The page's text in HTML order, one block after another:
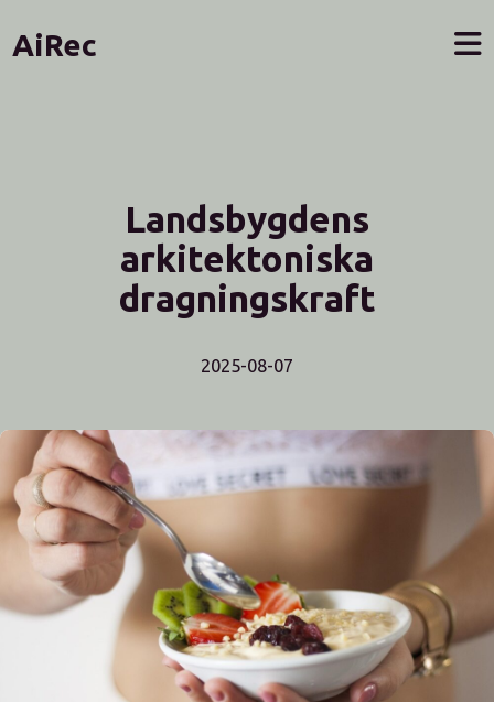
AiRec
Landsbygdens
arkitektoniska
dragningskraft
2025-08-07